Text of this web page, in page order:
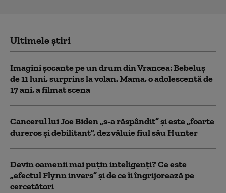
Ultimele știri
Imagini șocante pe un drum din Vrancea: Bebeluș
de 11 luni, surprins la volan. Mama, o adolescentă de
17 ani, a filmat scena
Cancerul lui Joe Biden „s-a răspândit” şi este „foarte
dureros și debilitant”, dezvăluie fiul său Hunter
Devin oamenii mai puțin inteligenți? Ce este
„efectul Flynn invers” și de ce îi îngrijorează pe
cercetători